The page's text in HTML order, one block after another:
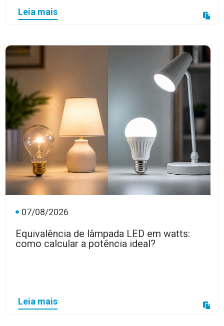
Leia mais
07/08/2026
Equivalência de lâmpada LED em watts:
como calcular a potência ideal?
Leia mais